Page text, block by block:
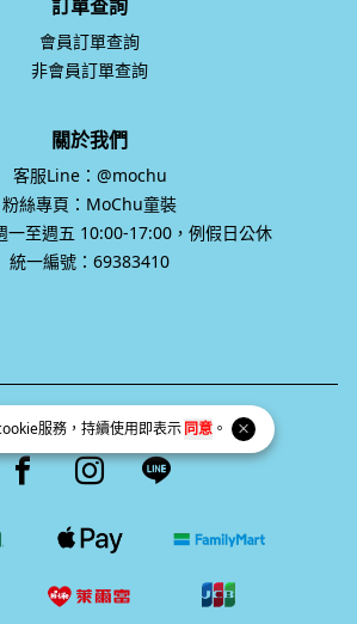
服務，持續使用即表示同意 。
非會員訂單查詢
關於我們
粉絲專頁：MoChu童裝
一至週五 10:00-17:00，例假日公休
統一編號：69383410
Facebook pageInstagram page
Line page